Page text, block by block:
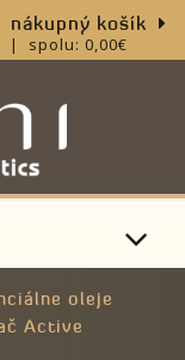
nákupný košík
| spolu: 0,00€
oleje
Active